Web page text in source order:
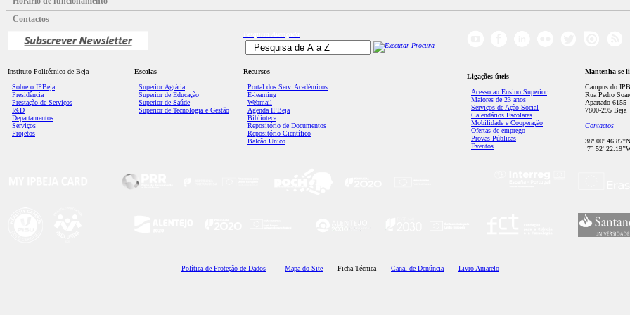
Contactos
Instituto Politécnico de Beja
Sobre o IPBeja
Presidência
Prestação de Serviços
I&D
Departamentos
Serviços
Projetos
Escolas
Superior Agrária
Superior de Educação
Superior de Saúde
Superior de Tecnologia e Gestão
Recursos
Portal dos Serv. Académicos
E-learning
Webmail
Agenda IPBeja
Biblioteca
Repositório de Documentos
Repositório Científico
Balcão Único
Ligações úteis
Acesso ao Ensino Superior
Maiores de 23 anos
Serviços de Ação Social
Calendários Escolares
Mobilidade e Cooperação
Ofertas de emprego
Provas Públicas
Eventos
Mantenha-se
Campus do
Rua Pedro
Apartado 6155
7800-295 Beja
Contactos
38º 00' 46.87''N
7° 52'
Política de Proteção de Dados Mapa do Site Ficha Técnica Canal de Denúncia Livro Amarelo